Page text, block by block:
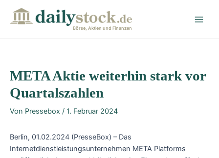
Börse, Aktien und Finanzen
META Aktie weiterhin stark vor
Quartalszahlen
Von Pressebox / 1. Februar 2024
Berlin, 01.02.2024 (PresseBox) – Das
Internetdienstleistungsunternehmen META Platforms